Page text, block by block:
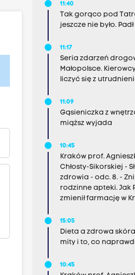
11:40
Tak gorąco pod
jeszcze nie było.
11:17
Seria zdarzeń
Małopolsce.
liczyć się z
11:09
Gąsieniczka z
miąższ wyjada
10:45
Kraków prof.
Chłosty-Sikorskiej -
zdrowia - odc. 8. -
rodzinne apteki. Jak
zmienił farmację w
15:05
Dieta a zdrowa
mity i to, co
10:45